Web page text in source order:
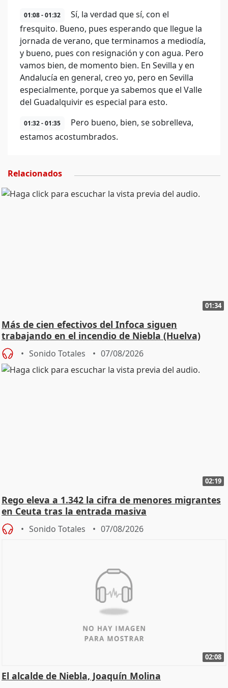
01:08 - 01:32
Sí, la verdad que sí, con el
fresquito. Bueno, pues esperando que llegue la
jornada de verano, que terminamos a mediodía,
y bueno, pues con resignación y con agua. Pero
vamos bien, de momento bien. En Sevilla y en
Andalucía en general, creo yo, pero en Sevilla
especialmente, porque ya sabemos que el Valle
del Guadalquivir es especial para esto.
01:32 - 01:35
Pero bueno, bien, se sobrelleva,
estamos acostumbrados.
Relacionados
01:34
Más de cien efectivos del Infoca siguen
trabajando en el incendio de Niebla (Huelva)
Sonido Totales 07/08/2026
02:19
Rego eleva a 1.342 la cifra de menores migrantes
en Ceuta tras la entrada masiva
Sonido Totales 07/08/2026
02:08
El alcalde de Niebla, Joaquín Molina